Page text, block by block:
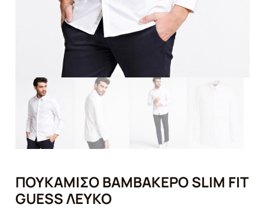
ΠΟΥΚΆΜΙΣΟ ΒΑΜΒΑΚΕΡΌ SLIM FIT
GUESS ΛΕΥΚΌ